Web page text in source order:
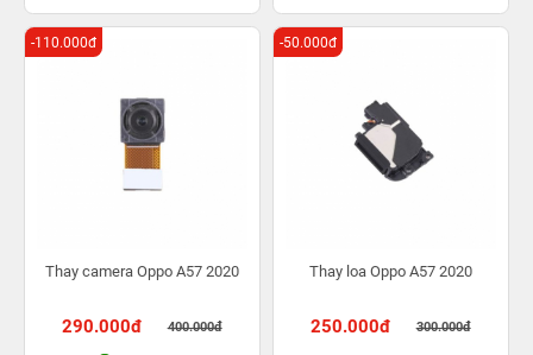
Thay camera Oppo A57 2020
290.000đ 400.000đ
-110.000đ
Thay loa Oppo A57 2020
250.000đ 300.000đ
-50.000đ